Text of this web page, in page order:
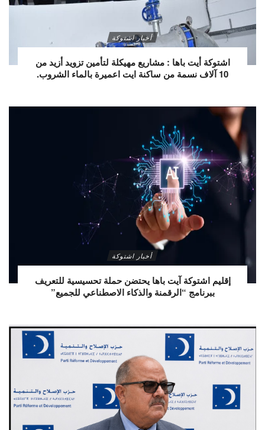
أخبار اشتوكة
اشتوكة أيت باها : مشاريع مهيكلة لتأمين تزويد أزيد من
10 آلاف نسمة من ساكنة ايت اعميرة بالماء الشروب.
أخبار اشتوكة
إقليم اشتوكة آيت باها يحتضن حملة تحسيسية للتعريف
ببرنامج “الرقمنة والذكاء الاصطناعي للجميع”